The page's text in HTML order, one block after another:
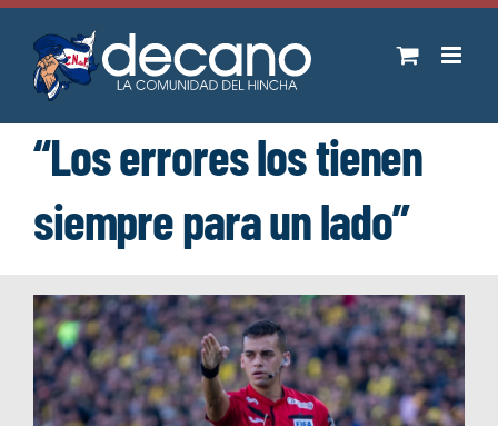
Saltar
contenido
“Los errores los tienen
siempre para un lado”